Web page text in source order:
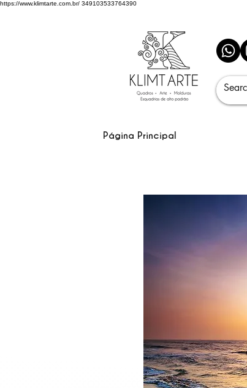
https://www.klimtarte.com.br/ 349103533764390
Página Principal